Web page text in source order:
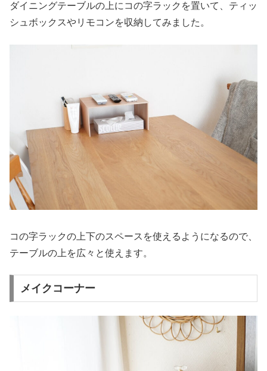
ダイニングテーブルの上にコの字ラックを置いて、ティッ
シュボックスやリモコンを収納してみました。
コの字ラックの上下のスペースを使えるようになるので、
テーブルの上を広々と使えます。
メイクコーナー